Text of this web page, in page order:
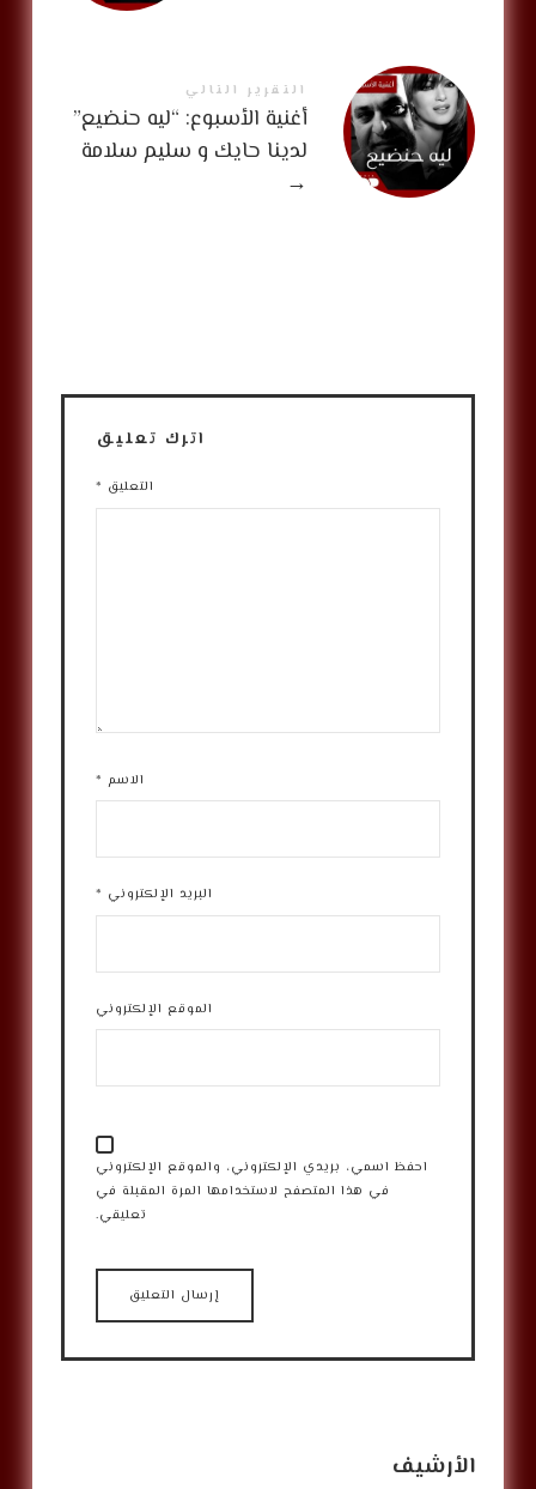
التقرير التالي
أغنية الأسبوع: “ليه حنضيع”
لدينا حايك و سليم سلامة
→
اترك تعليق
التعليق *
الاسم *
البريد الإلكتروني *
الموقع الإلكتروني
احفظ اسمي، بريدي الإلكتروني، والموقع الإلكتروني
في هذا المتصفح لاستخدامها المرة المقبلة في
تعليقي.
الأرشيف